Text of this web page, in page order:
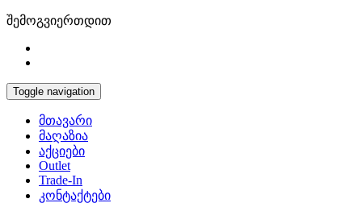
შემოგვიერთდით
Toggle navigation
მთავარი
მაღაზია
აქციები
Outlet
Trade-In
კონტაქტები